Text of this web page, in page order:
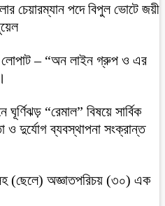
চেয়ারম্যান পদে বিপুল ভোটে জয়ী
লোপাট – “অন লাইন গ্রুপ ও এর
“রেমাল” বিষয়ে সার্বিক
দুর্যোগ ব্যবস্থাপনা সংক্রান্ত
(ছেলে) অজ্ঞাতপরিচয় (৩০) এক